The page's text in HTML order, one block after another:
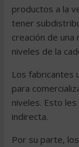
productos a la
tener
creación de
niveles de la
Los fabricantes
para
niveles. Esto
indirecta.
Por su parte,